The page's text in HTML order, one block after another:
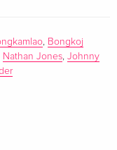
seiner Suche in
und bald sieht er
kämpfen...
, Bongkoj
Nathan Jones, Johnny